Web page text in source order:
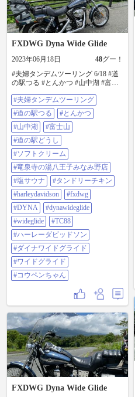
FXDWG Dyna Wide Glide
2023年06月18日 48グー！
#夫婦タンデムツーリング 6/18 #道
の駅つる #とんかつ #山中湖 #富士
#竜泉寺の湯八王子みなみ野店 #塩
サウナ #タンドリーチキン
#harleydavidson #fxdwg #dyna
#dynawideglide #wideglide #tc88 #ハ
ーレーダビッドソン #ダイナワイド
グライド #ワイドグライド #コウペ
ンちゃん
#夫婦タンデムツーリング
#道の駅つる
#とんかつ
#山中湖
#富士山
#道の駅どうし
#ソフトクリーム
#竜泉寺の湯八王子みなみ野店
#塩サウナ
#タンドリーチキン
#harleydavidson
#fxdwg
#DYNA
#dynawideglide
#wideglide
#TC88
#ハーレーダビッドソン
#ダイナワイドグライド
#ワイドグライド
#コウペンちゃん
FXDWG Dyna Wide Glide